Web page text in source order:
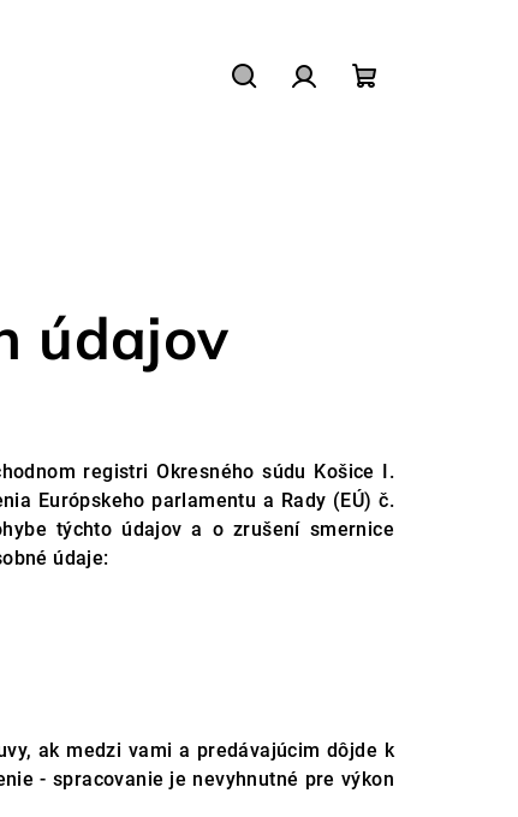
údajov
registri Okresného súdu Košice I.
Európskeho parlamentu a Rady (EÚ) č.
týchto údajov a o zrušení smernice
údaje:
ak medzi vami a predávajúcim dôjde k
- spracovanie je nevyhnutné pre výkon